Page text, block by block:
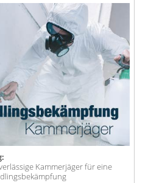
Kammerjäger für eine